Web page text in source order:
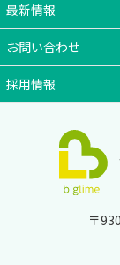
最新情報
お問い合わせ
採用情報
〒